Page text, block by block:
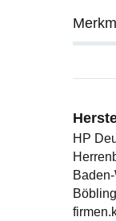
HP